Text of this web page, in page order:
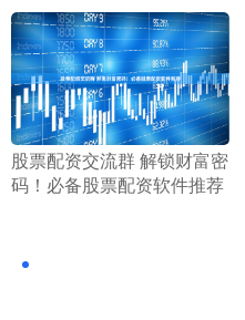
​股票配资交流群 解锁财富密
码！必备股票配资软件推荐